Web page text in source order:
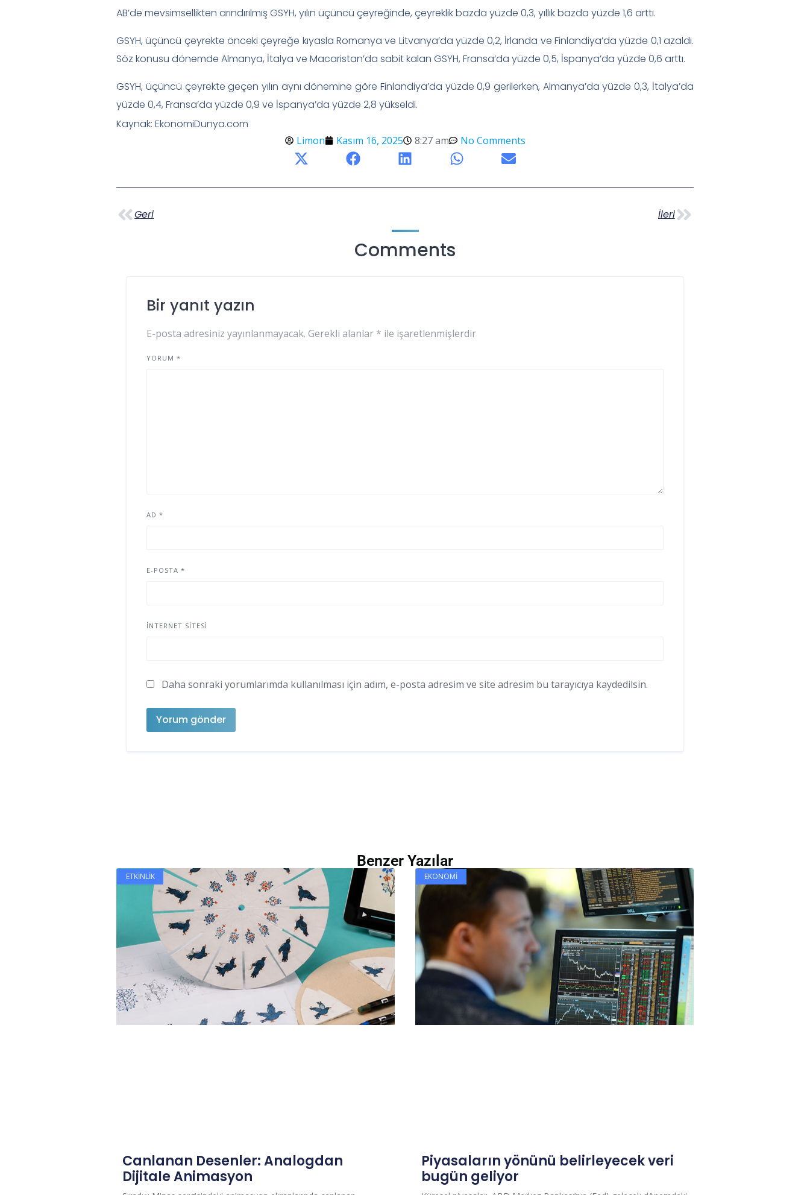
AB’de mevsimsellikten arındırılmış GSYH, yılın üçüncü çeyreğinde, çeyreklik bazda yüzde 0,3, yıllık bazda yüzde 1,6 arttı.
GSYH, üçüncü çeyrekte önceki çeyreğe kıyasla Romanya ve Litvanya’da yüzde 0,2, İrlanda ve Finlandiya’da yüzde 0,1 azaldı.
Söz konusu dönemde Almanya, İtalya ve Macaristan’da sabit kalan GSYH, Fransa’da yüzde 0,5, İspanya’da yüzde 0,6 arttı.
GSYH, üçüncü çeyrekte geçen yılın aynı dönemine göre Finlandiya’da yüzde 0,9 gerilerken, Almanya’da yüzde 0,3, İtalya’da
yüzde 0,4, Fransa’da yüzde 0,9 ve İspanya’da yüzde 2,8 yükseldi.
Kaynak: EkonomiDunya.com
Limon Kasım 16, 2025 8:27 am No Comments
Geri İleri
Comments
Bir yanıt yazın
E-posta adresiniz yayınlanmayacak. Gerekli alanlar * ile işaretlenmişlerdir
YORUM *
AD *
E-POSTA *
İNTERNET SITESI
Daha sonraki yorumlarımda kullanılması için adım, e-posta adresim ve site adresim bu tarayıcıya kaydedilsin.
Benzer Yazılar
ETKINLIK
Canlanan Desenler: Analogdan
Dijitale Animasyon
EKONOMI
Piyasaların yönünü belirleyecek veri
bugün geliyor